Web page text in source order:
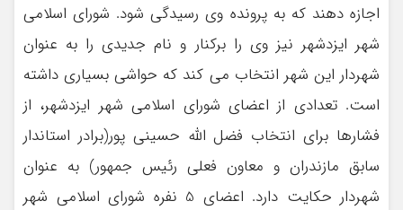
اجازه دهند که به پرونده وی رسیدگی شود. شورای اسلامی
شهر ایزدشهر نیز وی را برکنار و نام جدیدی را به عنوان
شهردار این شهر انتخاب می کند که حواشی بسیاری داشته
است. تعدادی از اعضای شورای اسلامی شهر ایزدشهر، از
فشارها برای انتخاب فضل الله حسینی پور(برادر استاندار
سابق مازندران و معاون فعلی رئیس جمهور) به عنوان
شهردار حکایت دارد. اعضای 5 نفره شورای اسلامی شهر